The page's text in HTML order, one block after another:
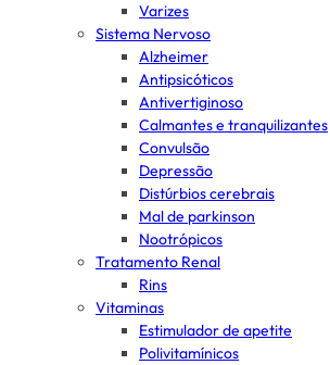
Varizes
Sistema Nervoso
Alzheimer
Antipsicóticos
Antivertiginoso
Calmantes e tranquilizantes
Convulsão
Depressão
Distúrbios cerebrais
Mal de parkinson
Nootrópicos
Tratamento Renal
Rins
Vitaminas
Estimulador de apetite
Polivitamínicos